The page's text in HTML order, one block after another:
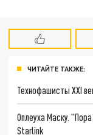
ЧИТАЙТЕ ТАКЖЕ:
Технофашисты XXI
Оплеуха Маску.
Starlink